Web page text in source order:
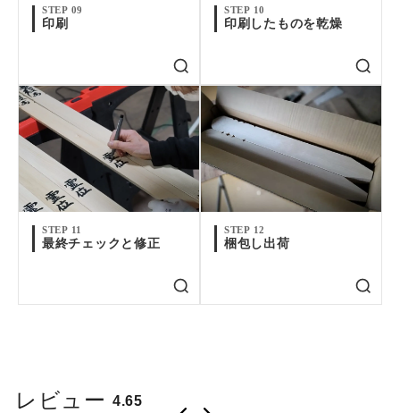
STEP 09
印刷
STEP 10
印刷したものを乾燥
STEP 11
最終チェックと修正
STEP 12
梱包し出荷
レビュー 4.65